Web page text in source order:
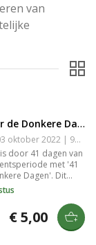
van
41 Vragen van God voor de Donkere Dagen
Nederlands | Paperback | 03 oktober 2022 | 96 pagina's | 9789055606139
door 41 dagen van
met '41
Dagen'. Dit
uitleg en gebed,
dieper na te
verbinding met
dagen rond
€ 5,00